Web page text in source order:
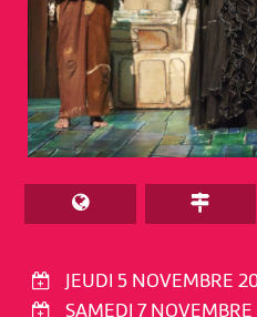
JEUDI 5 NOVEMBRE
SAMEDI 7